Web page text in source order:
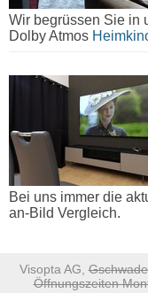
Wir begrüssen Sie in
Dolby Atmos
Bei uns immer die
an-Bild Vergleich.
Visopta AG,
Öffnungszeiten